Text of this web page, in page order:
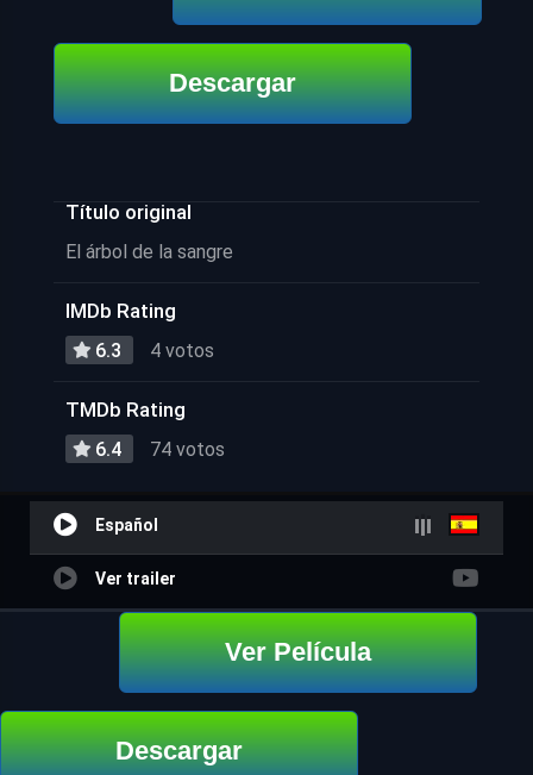
Descargar
Título original
El árbol de la sangre
IMDb Rating
6.3 4 votos
TMDb Rating
6.4 74 votos
Español
Ver trailer
Ver Película
Descargar